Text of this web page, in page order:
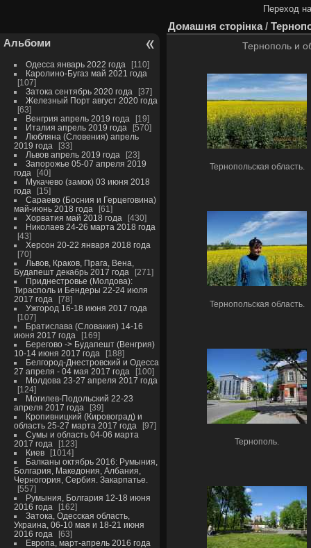
Переход
Альбоми
Одесса январь 2022 года
110
Каролино-Бугаз май 2021 года
107
Затока сентябрь 2020 года
37
Железный Порт август 2020 года
63
Венгрия апрель 2019 года
19
Италия апрель 2019 года
570
Любляна (Словения) апрель
2019 года
33
Львов апрель 2019 года
23
Запорожье 05-07 апреля 2019
года
40
Мукачево (замок) 03 июня 2018
года
15
Сараево (Босния и Герцеговина)
май-июнь 2018 года
61
Хорватия май 2018 года
430
Николаев 24-26 марта 2018 года
43
Херсон 20-22 января 2018 года
70
Львов, Краков, Прага, Вена,
Будапешт декабрь 2017 года
271
Приднестровье (Молдова):
Тирасполь и Бендеры 22-24 июля
2017 года
78
Ужгород 16-18 июня 2017 года
107
Братислава (Словакия) 14-16
июня 2017 года
169
Берегово -> Будапешт (Венгрия)
10-14 июня 2017 года
188
Белгород-Днестровский и Одесса
27 апреля - 04 мая 2017 года
100
Молдова 23-27 апреля 2017 года
124
Могилев-Подольский 22-23
апреля 2017 года
39
Кропивницкий (Кировоград) и
область 25-27 марта 2017 года
97
Сумы и область 04-06 марта
2017 года
123
Киев
1014
Балканы октябрь 2016: Румыния,
Болгария, Македония, Албания,
Черногория, Сербия. Закарпатье.
557
Румыния, Болгария 12-18 июня
2016 года
162
Затока, Одесская область,
Украина, 06-10 мая и 18-21 июня
2016 года
63
Европа, март-апрель 2016 года
Домашня сторінка/
Тернополь и
Тернопольская область.
Тернопольская область.
Тернополь.